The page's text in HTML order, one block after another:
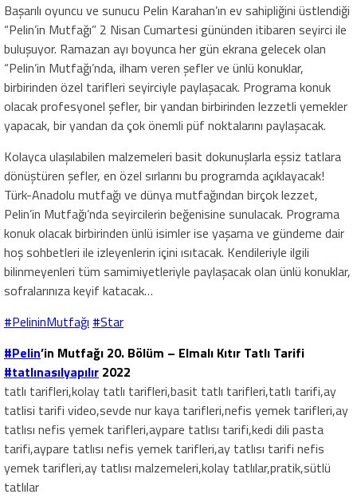
Başarılı oyuncu ve sunucu Pelin Karahan’ın ev sahipliğini üstlendiği
“Pelin’in Mutfağı” 2 Nisan Cumartesi gününden itibaren seyirci ile
buluşuyor. Ramazan ayı boyunca her gün ekrana gelecek olan
“Pelin’in Mutfağı’nda, ilham veren şefler ve ünlü konuklar,
birbirinden özel tarifleri seyirciyle paylaşacak. Programa konuk
olacak profesyonel şefler, bir yandan birbirinden lezzetli yemekler
yapacak, bir yandan da çok önemli püf noktalarını paylaşacak.
Kolayca ulaşılabilen malzemeleri basit dokunuşlarla eşsiz tatlara
dönüştüren şefler, en özel sırlarını bu programda açıklayacak!
Türk-Anadolu mutfağı ve dünya mutfağından birçok lezzet,
Pelin’in Mutfağı’nda seyircilerin beğenisine sunulacak. Programa
konuk olacak birbirinden ünlü isimler ise yaşama ve gündeme dair
hoş sohbetleri ile izleyenlerin içini ısıtacak. Kendileriyle ilgili
bilinmeyenleri tüm samimiyetleriyle paylaşacak olan ünlü konuklar,
sofralarınıza keyif katacak…
#PelininMutfağı #Star
#Pelin’in Mutfağı 20. Bölüm – Elmalı Kıtır Tatlı Tarifi
#tatlınasılyapılır 2022
tatlı tarifleri,kolay tatlı tarifleri,basit tatlı tarifleri,tatlı tarifi,ay
tatlisi tarifi video,sevde nur kaya tarifleri,nefis yemek tarifleri,ay
tatlısı nefis yemek tarifleri,aypare tatlısı tarifi,kedi dili pasta
tarifi,aypare tatlısı nefis yemek tarifleri,ay tatlısı tarifi nefis
yemek tarifleri,ay tatlısı malzemeleri,kolay tatlılar,pratik,sütlü
tatlılar